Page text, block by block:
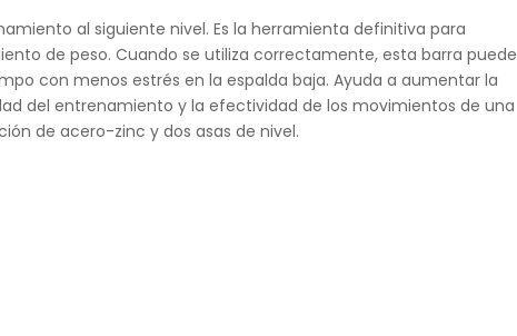
al siguiente nivel. Es la herramienta definitiva para
de peso. Cuando se utiliza correctamente, esta barra puede
con menos estrés en la espalda baja. Ayuda a aumentar la
del entrenamiento y la efectividad de los movimientos de una
de acero-zinc y dos asas de nivel.